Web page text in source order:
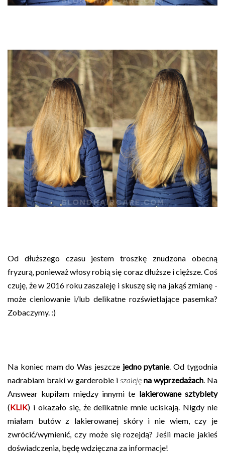
Od dłuższego czasu jestem troszkę znudzona obecną
fryzurą, ponieważ włosy robią się coraz dłuższe i cięższe. Coś
czuję, że w 2016 roku zaszaleję i skuszę się na jakąś zmianę -
może cieniowanie i/lub delikatne rozświetlające pasemka?
Zobaczymy. :)
Na koniec mam do Was jeszczejedno pytanie. Od tygodnia
nadrabiam braki w garderobie i szaleję na wyprzedażach. Na
Answear kupiłam między innymi te lakierowane sztyblety
(KLIK) i okazało się, że delikatnie mnie uciskają. Nigdy nie
miałam butów z lakierowanej skóry i nie wiem, czy je
zwrócić/wymienić, czy może się rozejdą? Jeśli macie jakieś
doświadczenia, będę wdzięczna za informacje!